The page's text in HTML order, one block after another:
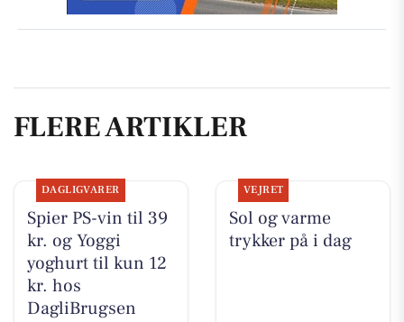
FLERE ARTIKLER
DAGLIGVARER
Spier PS-vin til 39
kr. og Yoggi
yoghurt til kun 12
kr. hos
DagliBrugsen
VEJRET
Sol og varme
trykker på i dag